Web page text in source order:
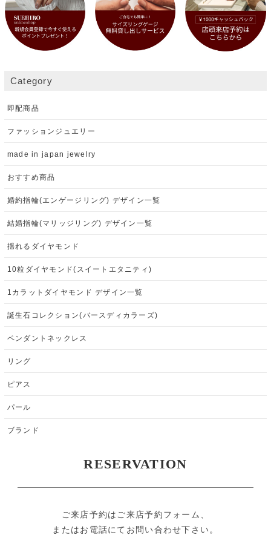
Category
即配商品
ファッションジュエリー
made in japan jewelry
おすすめ商品
婚約指輪(エンゲージリング) デザイン一覧
結婚指輪(マリッジリング) デザイン一覧
揺れるダイヤモンド
10粒ダイヤモンド(スイートエタニティ)
1カラットダイヤモンド デザイン一覧
誕生石コレクション(バースディカラーズ)
ペンダントネックレス
リング
ピアス
パール
ブランド
RESERVATION
ご来店予約はご来店予約フォーム、
またはお電話にてお問い合わせ下さい。